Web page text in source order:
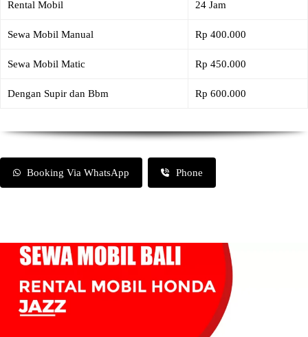
Rental Mobil 24 Jam
Sewa Mobil Manual Rp 400.000
Sewa Mobil Matic Rp 450.000
Dengan Supir dan Bbm Rp 600.000
Booking Via WhatsApp Phone